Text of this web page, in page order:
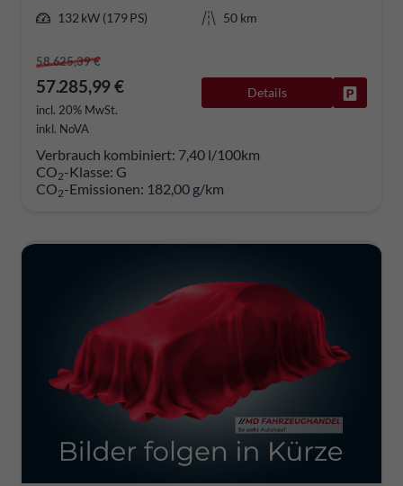
132 kW (179 PS)
50 km
58.625,39 €
57.285,99 €
incl. 20% MwSt.
inkl. NoVA
Details
Verbrauch kombiniert: 7,40 l/100km
CO2-Klasse: G
CO2-Emissionen: 182,00 g/km